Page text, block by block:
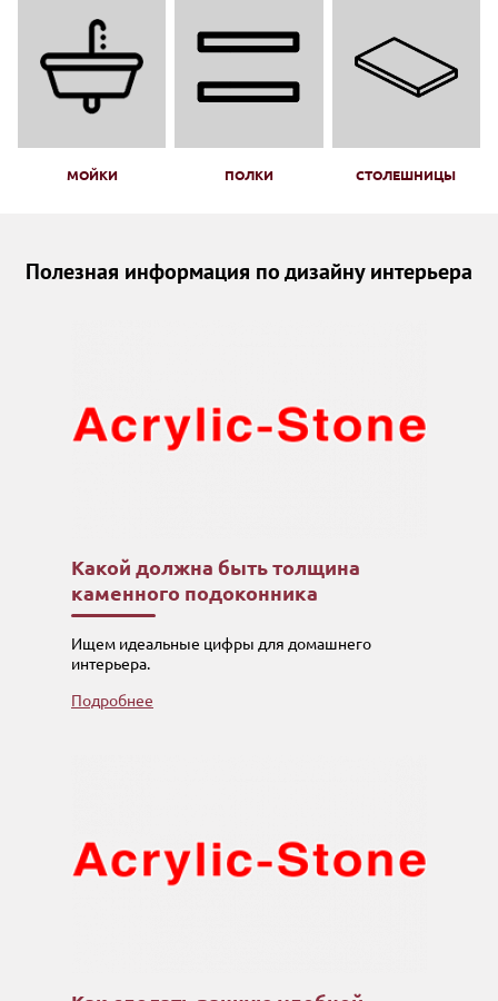
МОЙКИ ПОЛКИ СТОЛЕШНИЦЫ
Полезная информация по дизайну интерьера
Какой должна быть толщина
каменного подоконника
Ищем идеальные цифры для домашнего
интерьера.
Подробнее